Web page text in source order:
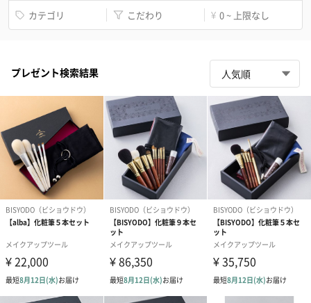
カテゴリ こだわり ¥ 0 ~ 上限なし
プレゼント検索結果